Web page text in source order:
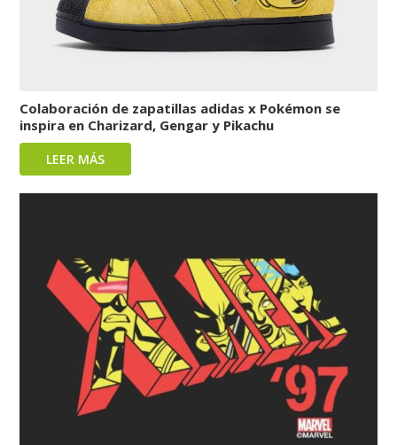
Colaboración de zapatillas adidas x Pokémon se
inspira en Charizard, Gengar y Pikachu
LEER MÁS